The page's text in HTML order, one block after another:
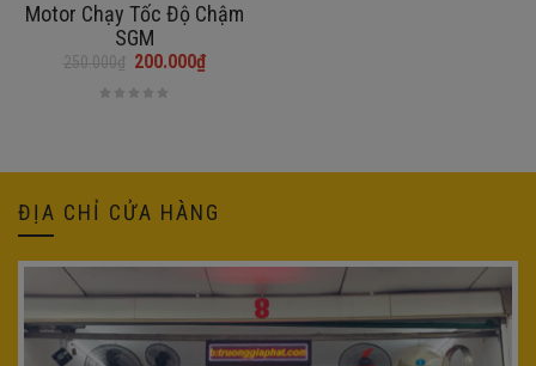
Motor Chạy Tốc Độ Chậm
SGM
250.000₫ 200.000₫
200.000₫.
ĐỊA CHỈ CỬA HÀNG